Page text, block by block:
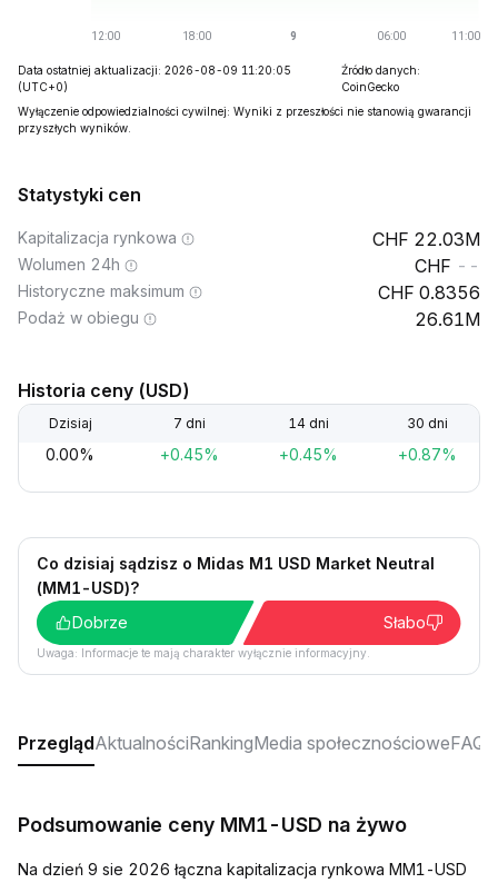
Data ostatniej aktualizacji: 2026-08-09 11:20:05
(UTC+0)
Źródło danych:
CoinGecko
Wyłączenie odpowiedzialności cywilnej: Wyniki z przeszłości nie stanowią gwarancji
przyszłych wyników.
Statystyki cen
Kapitalizacja rynkowa 22.03M
Wolumen 24h --
Historyczne maksimum 0.8356
Podaż w obiegu 26.61M
Historia ceny (USD)
Dzisiaj 7 dni 14 dni 30 dni
0.00% +0.45% +0.45% +0.87%
Co dzisiaj sądzisz o Midas M1 USD Market Neutral
(MM1-USD)?
Dobrze
Słabo
Uwaga: Informacje te mają charakter wyłącznie informacyjny.
PrzeglądAktualnościRankingMedia społecznościoweFAQ
Podsumowanie ceny MM1-USD na żywo
Na dzień 9 sie 2026 łączna kapitalizacja rynkowa MM1-USD